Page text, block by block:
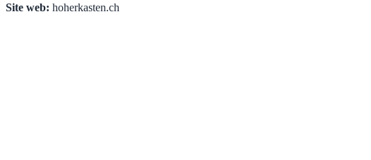
Site web: hoherkasten.ch